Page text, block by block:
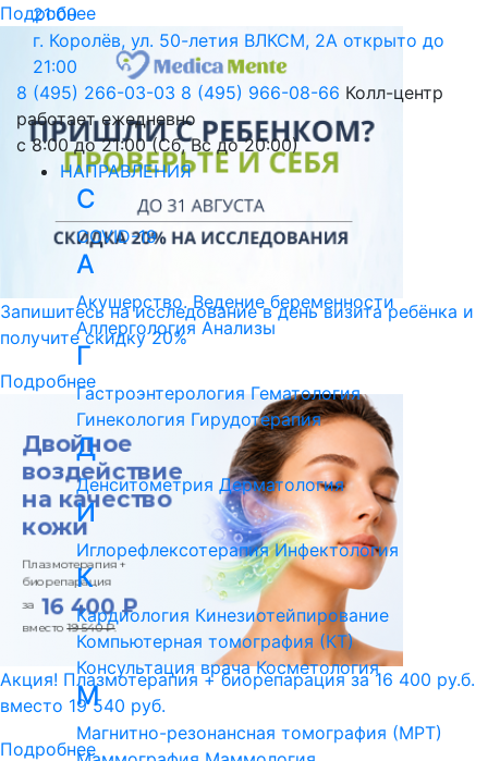
Подробнее
Запишитесь на исследование в день визита ребёнка и
получите скидку 20%
Подробнее
Акция! Плазмотерапия + биорепарация за 16 400 ру.б.
вместо 19 540 руб.
Подробнее
21:00
г. Королёв, ул. 50-летия ВЛКСМ, 2А открыто до
21:00
8 (495) 266-03-03 8 (495) 966-08-66 Колл-центр
работает ежедневно
с 8:00 до 21:00 (Сб, Вс до 20:00)
НАПРАВЛЕНИЯ
C
COVID-19
А
Акушерство. Ведение беременности
Аллергология Анализы
Г
Гастроэнтерология Гематология
Гинекология Гирудотерапия
Д
Денситометрия Дерматология
И
Иглорефлексотерапия Инфектология
К
Кардиология Кинезиотейпирование
Компьютерная томография (КТ)
Консультация врача Косметология
М
Магнитно-резонансная томография (МРТ)